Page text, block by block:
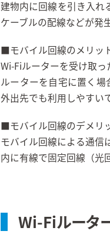
建物内に回線を引き入れ
ケーブルの配線などが発
■モバイル回線のメリッ
Wi-Fiルーターを受け取
ルーターを自宅に置く
外出先でも利用しやすい
■モバイル回線のデメリ
モバイル回線による通信
内に有線で固定回線（光
Wi-Fiルータ